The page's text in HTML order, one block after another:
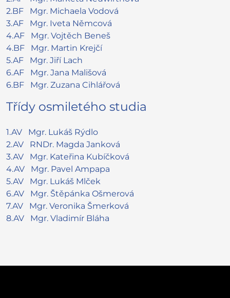
2.BF Mgr. Michaela Vodová
3.AF Mgr. Iveta Němcová
4.AF Mgr. Vojtěch Beneš
4.BF Mgr. Martin Krejčí
5.AF Mgr. Jiří Lach
6.AF Mgr. Jana Mališová
6.BF Mgr. Zuzana Cihlářová
Třídy osmiletého studia
1.AV Mgr. Lukáš Rýdlo
2.AV RNDr. Magda Janková
3.AV Mgr. Kateřina Kubíčková
4.AV Mgr. Pavel Ampapa
5.AV Mgr. Lukáš Mlček
6.AV Mgr. Štěpánka Ošmerová
7.AV Mgr. Veronika Šmerková
8.AV Mgr. Vladimír Bláha